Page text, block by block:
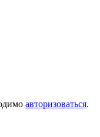
авторизоваться.